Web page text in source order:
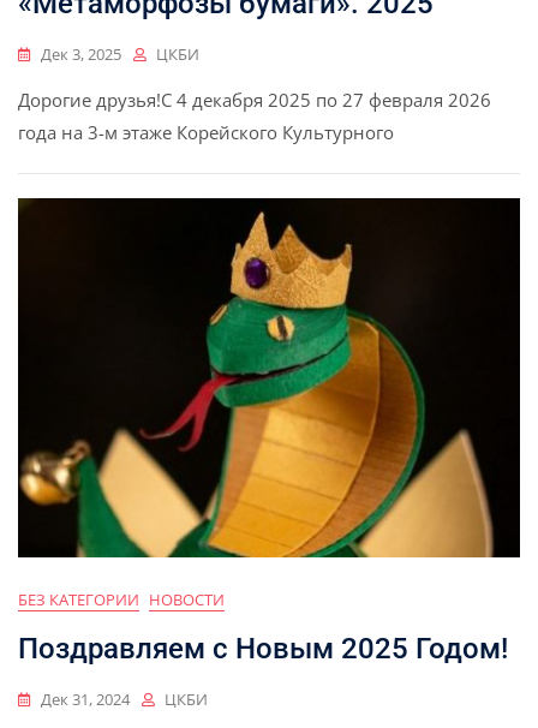
Дек 3, 2025 ЦКБИ
Дорогие друзья!С 4 декабря 2025 по 27 февраля 2026
года на 3-м этаже Корейского Культурного
БЕЗ КАТЕГОРИИ НОВОСТИ
Поздравляем с Новым 2025 Годом!
Дек 31, 2024 ЦКБИ